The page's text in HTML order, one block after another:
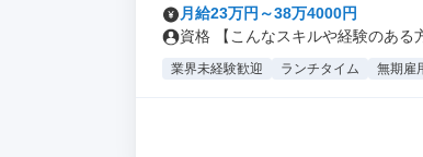
月給23万円～38万4000円
資格 【こんなスキルや経験のある
業界未経験歓迎 ランチタイム 無期雇